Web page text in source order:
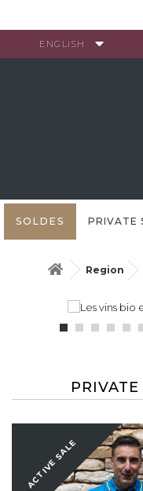
ENGLISH
SOLDES PRIVATE
Region
PRIVATE
ACTIVE SALE